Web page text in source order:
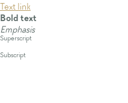
Text link
Bold text
Emphasis
Superscript
Subscript